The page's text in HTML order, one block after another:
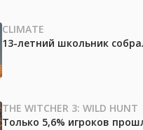
CLIMATE
13-летний школьник
THE WITCHER 3: WILD HUNT
Только 5,6% игроков